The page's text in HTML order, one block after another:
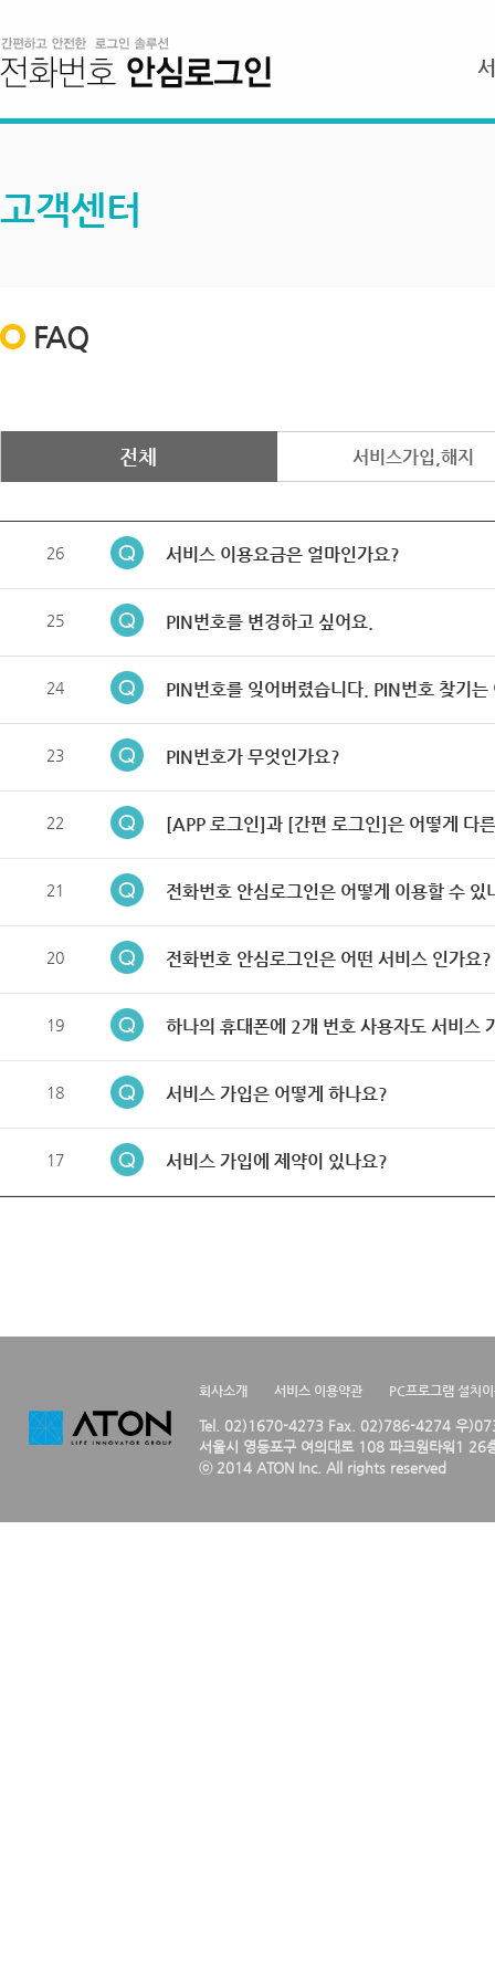
고객센터
FAQ
전체 서비스가입,해지
26 서비스 이용요금은 얼마인가요?
25 PIN번호를 변경하고 싶어요.
24 PIN번호를 잊어버렸습니다. PIN번호 찾기는
23 PIN번호가 무엇인가요?
22 [APP 로그인]과 [간편 로그인]은 어떻게 다
21 전화번호 안심로그인은 어떻게 이용할 수 있
20 전화번호 안심로그인은 어떤 서비스 인가요?
19 하나의 휴대폰에 2개 번호 사용자도 서비스
18 서비스 가입은 어떻게 하나요?
17 서비스 가입에 제약이 있나요?
회사소개 서비스 이용약관 PC프로그램 설치
Tel. 02)1670-4273 Fax. 02)786-4274 우
서울시 영등포구 여의대로 108 파크원타워1 26
ⓒ 2014 ATON Inc. All rights reserved